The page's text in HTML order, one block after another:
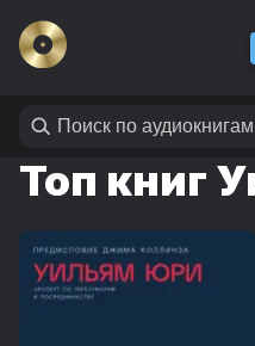
Топ книг